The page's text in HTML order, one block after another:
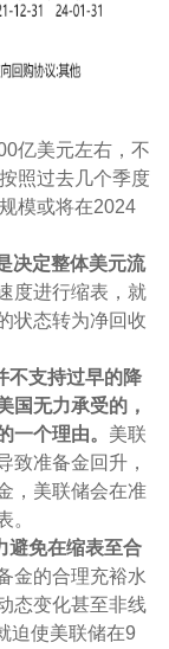
亿美元左右，不
照过去几个季度
模或将在2024
决定整体美元流
度进行缩表，就
状态转为净回收
不支持过早的降
国无力承受的，
一个理由。 美联
致准备金回升，
，美联储会在准
。
避免在缩表至合
金的合理充裕水
态变化甚至非线
迫使美联储在9